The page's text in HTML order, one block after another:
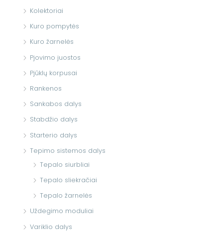
Kolektoriai
Kuro pompytės
Kuro žarnelės
Pjovimo juostos
Pjūklų korpusai
Rankenos
Sankabos dalys
Stabdžio dalys
Starterio dalys
Tepimo sistemos dalys
Tepalo siurbliai
Tepalo sliekračiai
Tepalo žarnelės
Uždegimo moduliai
Variklio dalys